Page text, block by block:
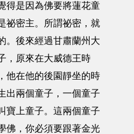
得是因為佛要將蓮花童
祕密主。所謂祕密，就
。後來經過甘肅蘭州大
，原來在大威德王時
他在他的後園靜坐的時
出兩個童子，一個童子
寶上童子。這兩個童子
佛，你必須要跟著金光